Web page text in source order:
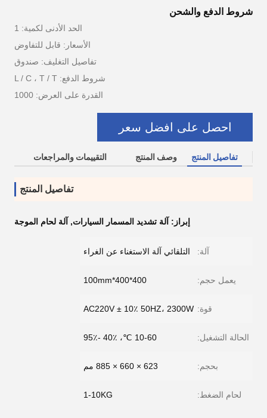
شروط الدفع والشحن
الحد الأدنى لكمية: 1
الأسعار: قابل للتفاوض
تفاصيل التغليف: صندوق
شروط الدفع: L / C ، T / T
القدرة على العرض: 1000
احصل على افضل سعر
تفاصيل المنتج وصف المنتج التقييمات والمراجعات
تفاصيل المنتج
إبراز: آلة تشديد المسمار السيارات, آلة لحام الموجة
آلة: التلقائي آلة الاستغناء عن الغراء
يعمل حجم: 400*400*100mm
قوة: AC220V ± 10٪ 50HZ، 2300W
الحالة التشغيل: 10-60 ℃، 40٪ -95٪
بحجم: 623 × 660 × 885 مم
لحام الضغط: 1-10KG